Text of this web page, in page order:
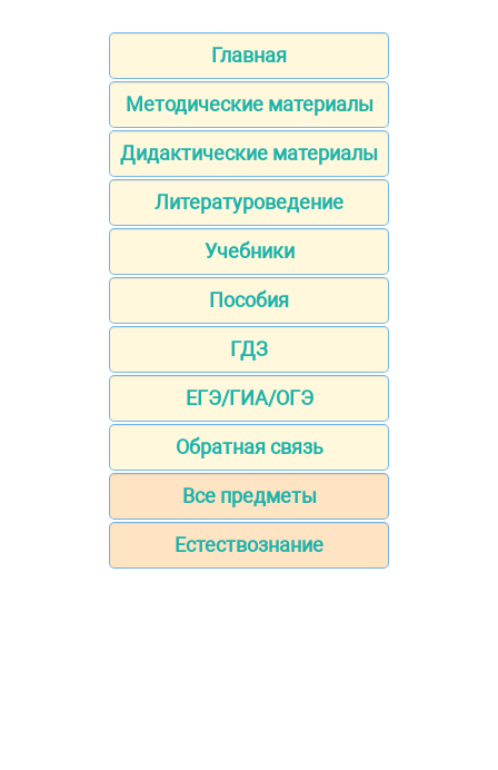
Главная
Методические материалы
Дидактические материалы
Литературоведение
Учебники
Пособия
ГДЗ
ЕГЭ/ГИА/ОГЭ
Обратная связь
Все предметы
Естествознание